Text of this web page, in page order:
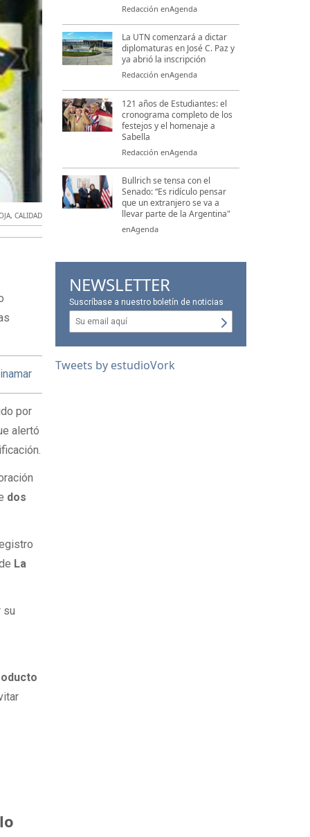
,CALIDAD
por
alertó
dos
La
su
Redacción enAgenda
La UTN comenzará a dictar
diplomaturas en José C. Paz y
ya abrió la inscripción
Redacción enAgenda
121 años de Estudiantes: el
cronograma completo de los
festejos y el homenaje a
Sabella
Redacción enAgenda
Bullrich se tensa con el
Senado: “Es ridículo pensar
que un extranjero se va a
llevar parte de la Argentina"
enAgenda
NEWSLETTER
Suscríbase a nuestro boletín de noticias
Tweets by estudioVork